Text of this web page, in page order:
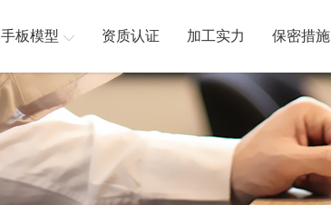
手板模型 资质认证 加工实力 保密措施